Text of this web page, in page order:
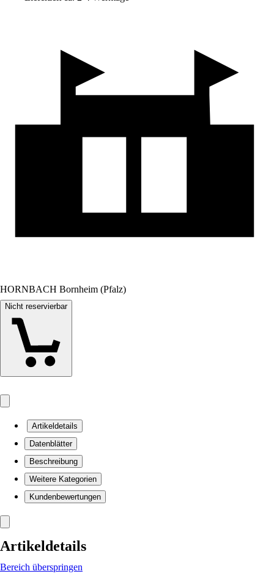
HORNBACH Bornheim (Pfalz)
Nicht reservierbar
Artikeldetails
Datenblätter
Beschreibung
Weitere Kategorien
Kundenbewertungen
Artikeldetails
Bereich überspringen